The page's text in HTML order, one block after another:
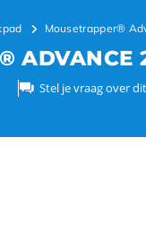
Mousetrapper®
ADVANCE
Stel je vraag over